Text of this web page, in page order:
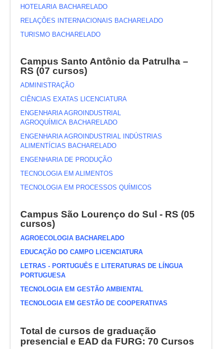
HOTELARIA BACHARELADO
RELAÇÕES INTERNACIONAIS BACHARELADO
TURISMO BACHARELADO
Campus Santo Antônio da Patrulha –
RS (07 cursos)
ADMINISTRAÇÃO
CIÊNCIAS EXATAS LICENCIATURA
ENGENHARIA AGROINDUSTRIAL
AGROQUÍMICA BACHARELADO
ENGENHARIA AGROINDUSTRIAL INDÚSTRIAS
ALIMENTÍCIAS BACHARELADO
ENGENHARIA DE PRODUÇÃO
TECNOLOGIA EM ALIMENTOS
TECNOLOGIA EM PROCESSOS QUÍMICOS
Campus São Lourenço do Sul - RS (05
cursos)
AGROECOLOGIA BACHARELADO
EDUCAÇÃO DO CAMPO LICENCIATURA
LETRAS - PORTUGUÊS E LITERATURAS DE LÍNGUA
PORTUGUESA
TECNOLOGIA EM GESTÃO AMBIENTAL
TECNOLOGIA EM GESTÃO DE COOPERATIVAS
Total de cursos de graduação
presencial e EAD da FURG: 70 Cursos